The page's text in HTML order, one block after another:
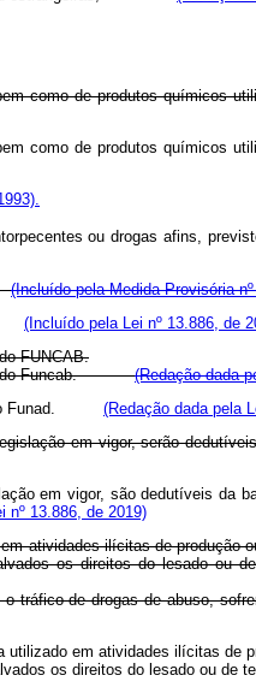
como de produtos químicos
como de produtos químicos
ou drogas afins,
(Incluído pela Medida Provisória
(Incluído pela Lei nº 13.886, de
FUNCAB.
do Funcab.(Redação dada
do Funad. (Redação dada pela
em vigor, serão
em vigor, são dedutíveis da
nº 13.886, de 2019)
atividades ilícitas de produção
os direitos do lesado ou
tráfico de drogas de abuso,
em atividades ilícitas de
os direitos do lesado